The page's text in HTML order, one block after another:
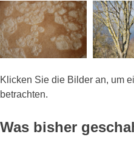
Klicken Sie die Bilder an, um
betrachten.
Was bisher